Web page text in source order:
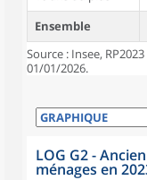
Ensemble
Source : Insee,
01/01/2026.
LOG G2 -
ménages en